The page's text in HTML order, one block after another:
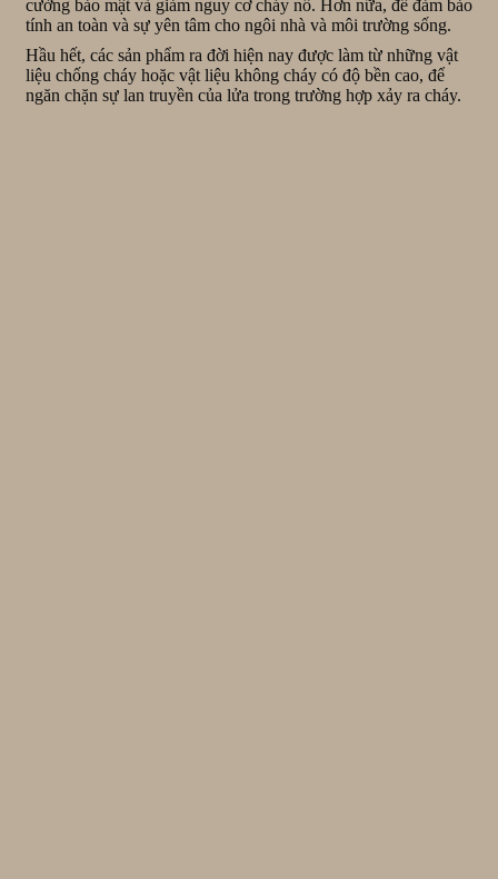
cường bảo mật và giảm nguy cơ cháy nổ. Hơn nữa, để đảm bảo
tính an toàn và sự yên tâm cho ngôi nhà và môi trường sống.
Hầu hết, các sản phẩm ra đời hiện nay được làm từ những vật
liệu chống cháy hoặc vật liệu không cháy có độ bền cao, để
ngăn chặn sự lan truyền của lửa trong trường hợp xảy ra cháy.